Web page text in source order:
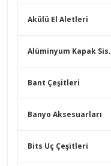
Akülü El Aletleri
Alüminyum Kapak Sis.
Bant Çeşitleri
Banyo Aksesuarları
Bits Uç Çeşitleri